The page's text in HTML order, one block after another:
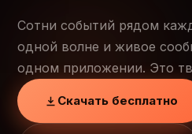
Сотни событий рядом
одной волне и живое
одном приложении. Это
Скачать бесплатно